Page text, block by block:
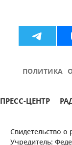
ПОЛИТИКА
ПРЕСС-ЦЕНТР
Свидетельство